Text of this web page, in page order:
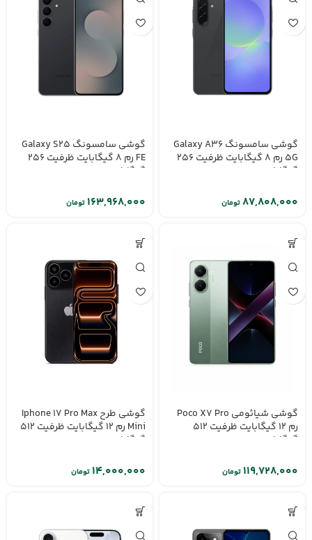
گوشی سامسونگ Galaxy A36
5G رم 8 گیگابایت ظرفیت 256
گیگابایت
تومان
گوشی سامسونگ Galaxy S25
FE رم 8 گیگابایت ظرفیت 256
گیگابایت
تومان
گوشی شیائومی Poco X7 Pro
رم 12 گیگابایت ظرفیت 512
گیگابایت
تومان
گوشی طرح Iphone 17 Pro Max
Mini رم 12 گیگابایت ظرفیت 512
گیگابایت
تومان